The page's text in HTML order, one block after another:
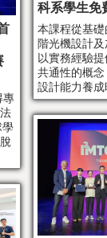
科系學生免
本課程從基
階光機設計及
以實務經驗
共通性的概
設計能力養
學院研究生
名！
專
學